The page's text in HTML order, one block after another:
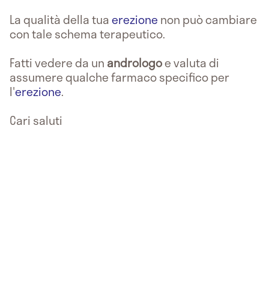
La qualità della tuaerezione non può cambiare
con tale schema terapeutico.
Fatti vedere da un andrologoe valuta di
assumere qualche farmaco specifico per
l'erezione.
Cari saluti